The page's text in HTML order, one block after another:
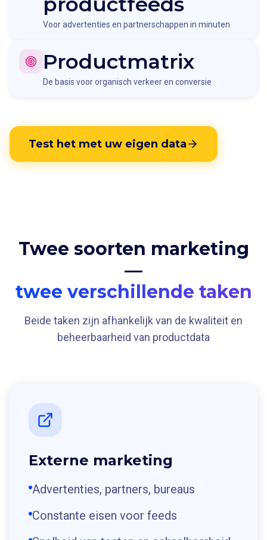
Voor advertenties en partnerschappen in minuten
Productmatrix
De basis voor organisch verkeer en conversie
Test het met uw eigen data
Twee soorten marketing
—
twee verschillende taken
Beide taken zijn afhankelijk van de kwaliteit en
beheerbaarheid van productdata
Externe marketing
Advertenties, partners, bureaus
Constante eisen voor feeds